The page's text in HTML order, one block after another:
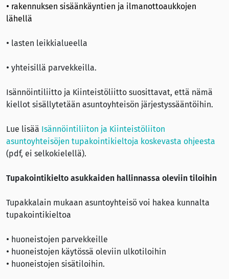
• rakennuksen sisäänkäyntien ja ilmanottoaukkojen
lähellä
• lasten leikkialueella
• yhteisillä parvekkeilla.
Isännöintiliitto ja Kiinteistöliitto suosittavat, että nämä
kiellot sisällytetään asuntoyhteisön järjestyssääntöihin.
Lue lisää Isännöintiliiton ja Kiinteistöliiton
asuntoyhteisöjen tupakointikieltoja koskevasta ohjeesta
(pdf, ei selkokielellä).
Tupakointikielto asukkaiden hallinnassa oleviin tiloihin
Tupakkalain mukaan asuntoyhteisö voi hakea kunnalta
tupakointikieltoa
• huoneistojen parvekkeille
• huoneistojen käytössä oleviin ulkotiloihin
• huoneistojen sisätiloihin.